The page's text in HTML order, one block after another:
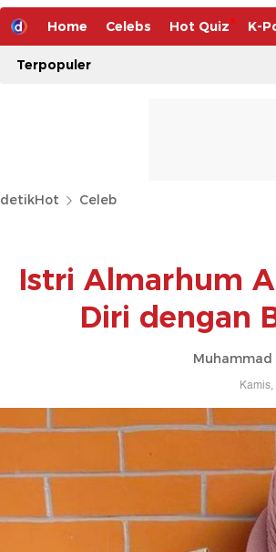
Home Celebs Hot Quiz K-
Terpopuler
detikHot Celeb
Istri Almarhum
Diri dengan
Muhammad